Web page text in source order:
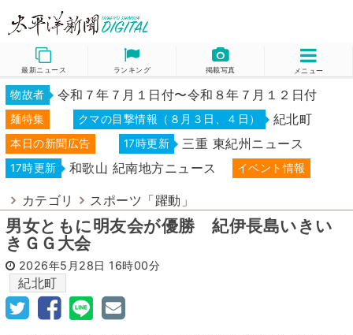
最新ニュース ランキング 掲載写真 メニュー
物故者 令和７年７月１日付〜令和８年７月１２日付
麺特集 クマの目撃情報（８月３日、４日） 紀北町
本日の新聞広告 17時更新 三重 東紀州ニュース
17時更新 和歌山 紀南地方ニュース イベント情報
カテゴリ スポーツ「躍動」
男女ともに明友会が優勝 紀伊長島いきい
きＧＧ大会
2026年5月28日 16時00分
紀北町